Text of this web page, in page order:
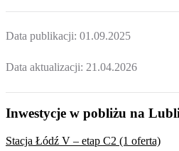
Data publikacji: 01.09.2025
Data aktualizacji: 21.04.2026
Inwestycje w pobliżu na
Stacja Łódź V – etap C2 (1 oferta)